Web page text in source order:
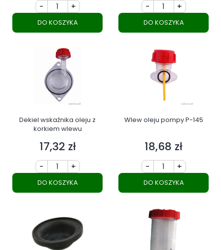
- +
DO KOSZYKA
- +
DO KOSZYKA
Dekiel wskaźnika oleju z
korkiem wlewu
Cena
17,32 zł
- +
DO KOSZYKA
Wlew oleju pompy P-145
Cena
18,68 zł
- +
DO KOSZYKA